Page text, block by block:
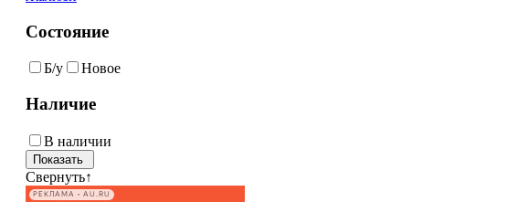
Состояние
Б/у Новое
Наличие
В наличии
Свернуть↑
РЕКЛАМА • AU.RU